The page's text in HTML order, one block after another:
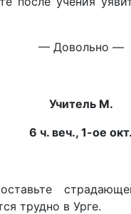
— Довольно —
Учитель М.
6 ч. веч., 1-ое окт.
трудно в Урге.